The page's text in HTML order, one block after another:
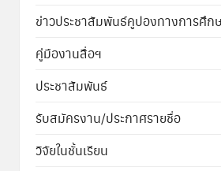
ข่าวประชาสัมพันธ์คูปองทางการศึก
คู่มืองานสื่อฯ
ประชาสัมพันธ์
รับสมัครงาน/ประกาศรายชื่อ
วิจัยในชั้นเรียน